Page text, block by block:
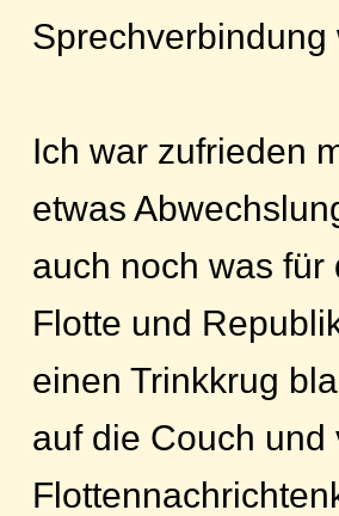
Ich war zufrieden
etwas
auch noch was für
Flotte und
einen Trinkkrug
auf die Couch